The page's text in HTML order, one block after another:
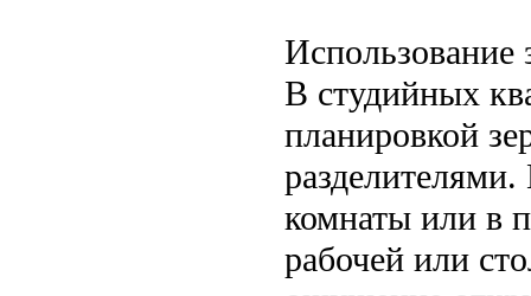
Использование
В студийных
планировкой
комнаты или в
рабочей или